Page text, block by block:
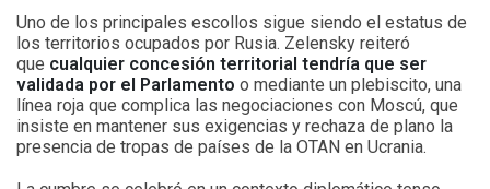
Uno de los principales escollos sigue siendo el estatus de
los territorios ocupados por Rusia. Zelensky reiteró
que cualquier concesión territorial tendría que ser
validada por el Parlamento o mediante un plebiscito, una
línea roja que complica las negociaciones con Moscú, que
insiste en mantener sus exigencias y rechaza de plano la
presencia de tropas de países de la OTAN en Ucrania.